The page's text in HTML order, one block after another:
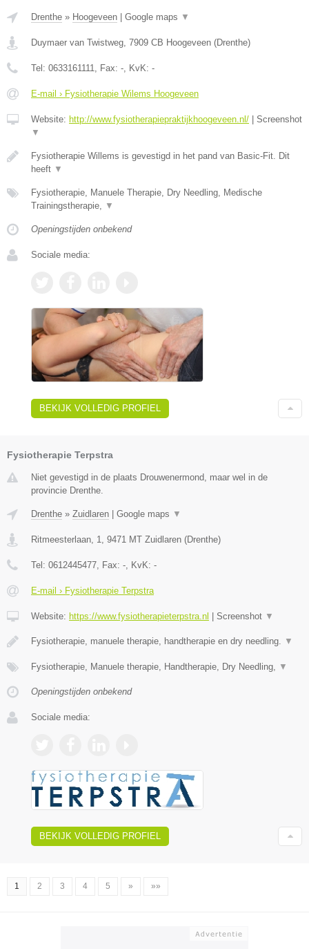
Drenthe » Hoogeveen Google maps ▼
Duymaer van Twistweg, 7909 CB Hoogeveen (Drenthe)
Tel: 0633161111, Fax: -, KvK: -
E-mail › Fysiotherapie Wilems Hoogeveen
Website: http://www.fysiotherapiepraktijkhoogeveen.nl/
Screenshot
▼
Fysiotherapie Willems is gevestigd in het pand van Basic-Fit. Dit
heeft ▼
Fysiotherapie, Manuele Therapie, Dry Needling, Medische
Trainingstherapie, ▼
Openingstijden onbekend
Sociale media:
BEKIJK VOLLEDIG PROFIEL
Fysiotherapie Terpstra
Niet gevestigd in de plaats Drouwenermond, maar wel in de
provincie Drenthe.
Drenthe » Zuidlaren Google maps ▼
Ritmeesterlaan, 1, 9471 MT Zuidlaren (Drenthe)
Tel: 0612445477, Fax: -, KvK: -
E-mail › Fysiotherapie Terpstra
Website: https://www.fysiotherapieterpstra.nl Screenshot ▼
Fysiotherapie, manuele therapie, handtherapie en dry needling. ▼
Fysiotherapie, Manuele therapie, Handtherapie, Dry Needling, ▼
Openingstijden onbekend
Sociale media:
BEKIJK VOLLEDIG PROFIEL
1 2 3 4 5 » »»